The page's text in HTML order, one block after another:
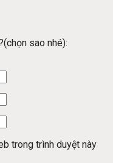
sao nhé):
trong trình duyệt này